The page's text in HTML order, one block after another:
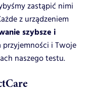
zastąpić nimi
z urządzeniem
szybsze i
przyjemności i Twoje
naszego testu.